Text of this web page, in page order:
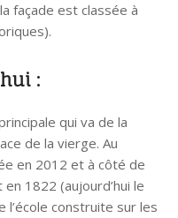
façade est classée à
:
qui va de la
de la vierge. Au
en 2012 et à côté de
1822 (aujourd’hui le
l’école construite sur les